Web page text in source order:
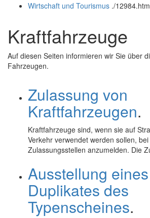
und
Wirtschaft und Tourismus ./12984.htm
Kraftfahrzeuge
Auf diesen Seiten informieren wir Sie über
Fahrzeugen.
Zulassung von
Kraftfahrzeugen.
Kraftfahrzeuge sind, wenn sie auf
Verkehr verwendet werden sollen,
Zulassungsstellen anzumelden. Die
Ausstellung eines
Duplikates des
Typenscheines.